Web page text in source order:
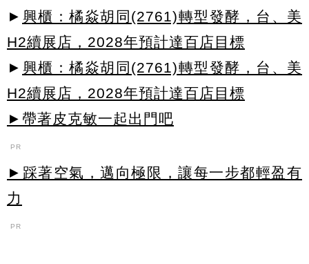
► 興櫃：橘焱胡同(2761)轉型發酵，台、美
H2續展店，2028年預計達百店目標
► 興櫃：橘焱胡同(2761)轉型發酵，台、美
H2續展店，2028年預計達百店目標
►帶著皮克敏一起出門吧
PR
►踩著空氣，邁向極限，讓每一步都輕盈有
力
PR